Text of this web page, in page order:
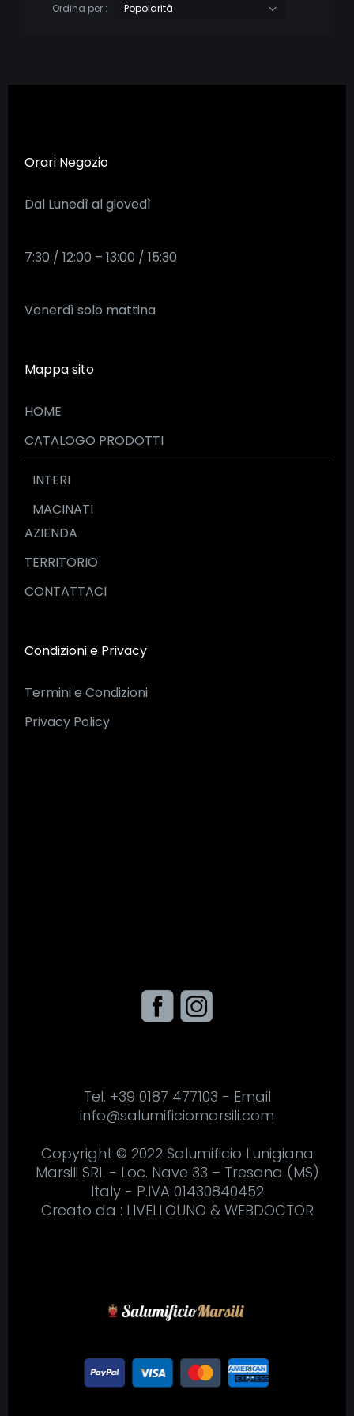
Ordina per :
Orari Negozio
Dal Lunedì al giovedì
7:30 / 12:00 – 13:00 / 15:30
Venerdì solo mattina
Mappa sito
HOME
CATALOGO PRODOTTI
INTERI
MACINATI
AZIENDA
TERRITORIO
CONTATTACI
Condizioni e Privacy
Termini e Condizioni
Privacy Policy
Tel. +39 0187 477103 - Email
info@salumificiomarsili.com
Copyright © 2022 Salumificio Lunigiana
Marsili SRL - Loc. Nave 33 – Tresana (MS)
Italy - P.IVA 01430840452
Creato da : LIVELLOUNO & WEBDOCTOR